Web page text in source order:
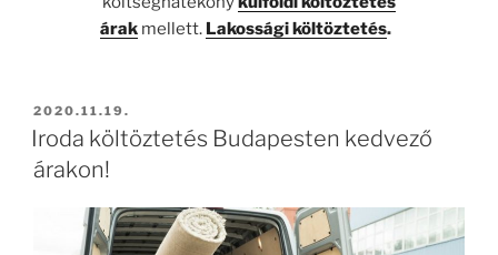
árak mellett. Lakossági költöztetés.
BEKÜLDVE:
2020.11.19.
Iroda költöztetés Budapesten kedvező
árakon!